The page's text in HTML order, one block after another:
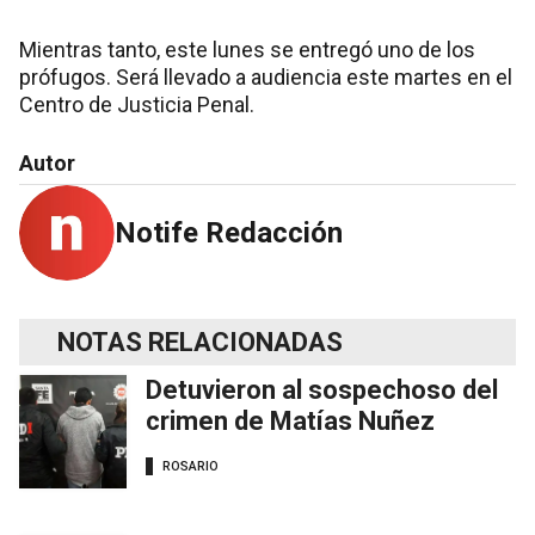
Mientras tanto, este lunes se entregó uno de los
prófugos. Será llevado a audiencia este martes en el
Centro de Justicia Penal.
Autor
Notife Redacción
NOTAS RELACIONADAS
Detuvieron al sospechoso del
crimen de Matías Nuñez
ROSARIO